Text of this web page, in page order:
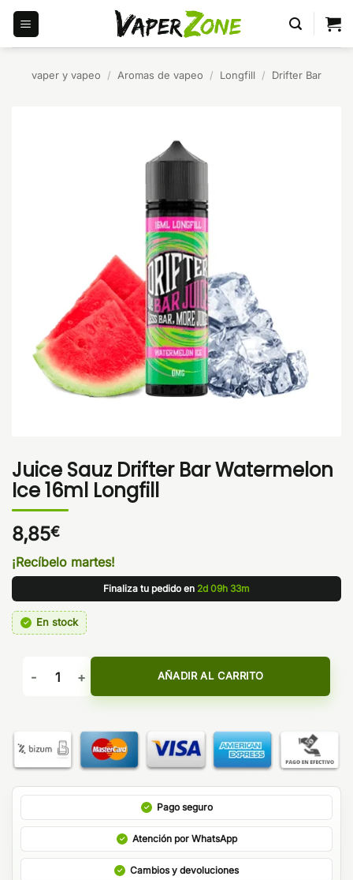
Saltar
contenido
vaper y vapeo / Aromas de vapeo / Longfill / Drifter Bar
Juice Sauz Drifter Bar Watermelon
Ice 16ml Longfill
8,85€
¡Recíbelo martes!
Finaliza tu pedido en 2d 09h 33m
En stock
Juice Sauz Drifter Bar Watermelon Ice 16ml Longfill cantidad
AÑADIR AL CARRITO
Pago seguro
Atención por WhatsApp
Cambios y devoluciones